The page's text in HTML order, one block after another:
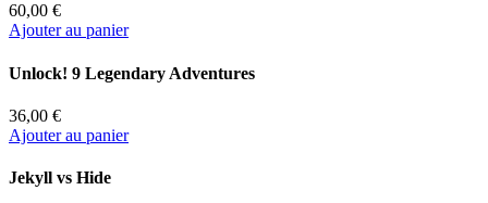
60,00 €
Ajouter au panier
Unlock! 9 Legendary Adventures
36,00 €
Ajouter au panier
Jekyll vs Hide